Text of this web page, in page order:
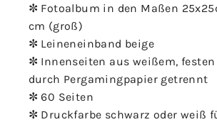
✼ Fotoalbum in den Maßen
cm (groß)
✼ Leineneinband beige
✼ Innenseiten aus weißem, festen
durch Pergamingpapier getrennt
✼ 60 Seiten
✼ Druckfarbe schwarz oder weiß